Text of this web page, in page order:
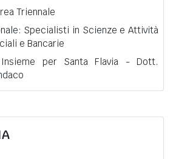
Triennale
Specialisti in Scienze e Attività
e Bancarie
Insieme per Santa Flavia - Dott.